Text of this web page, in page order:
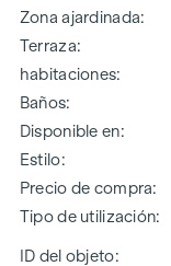
Zona ajardinada
Terraza
habitaciones
Baños
Disponible en
Estilo
Precio de compra
Tipo de utilización
ID del objeto: